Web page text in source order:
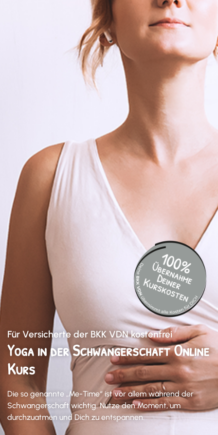
Für Versicherte der BKK VDN kostenfrei
Yoga in der Schwangerschaft Online
Kurs
Die so genannte „Me-Time“ ist vor allem während der
Schwangerschaft wichtig. Nutze den Moment, um
durchzuatmen und Dich zu entspannen.